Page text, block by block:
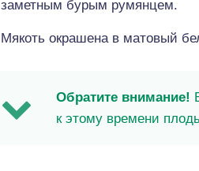
заметным бурым румянцем.
Мякоть окрашена в матовый
Обратите внимание!
к этому времени